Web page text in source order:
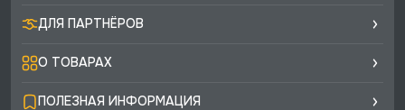
ДЛЯ ПАРТНЁРОВ
О ТОВАРАХ
ПОЛЕЗНАЯ ИНФОРМАЦИЯ